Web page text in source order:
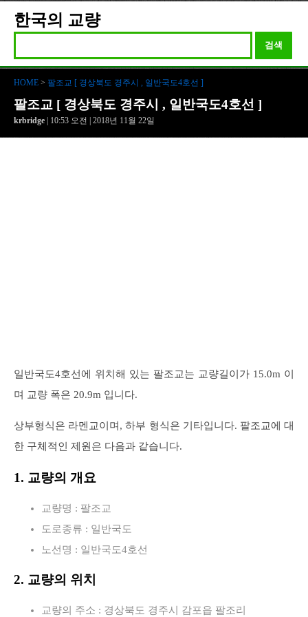
한국의 교량
검색
HOME > 팔조교 [ 경상북도 경주시 , 일반국도4호선 ]
팔조교 [ 경상북도 경주시 , 일반국도4호선 ]
krbridge | 10:53 오전 | 2018년 11월 22일
일반국도4호선에 위치해 있는 팔조교는 교량길이가 15.0m 이
며 교량 폭은 20.9m 입니다.
상부형식은 라멘교이며, 하부 형식은 기타입니다. 팔조교에 대
한 구체적인 제원은 다음과 같습니다.
1. 교량의 개요
교량명 : 팔조교
도로종류 : 일반국도
노선명 : 일반국도4호선
2. 교량의 위치
교량의 주소 : 경상북도 경주시 감포읍 팔조리